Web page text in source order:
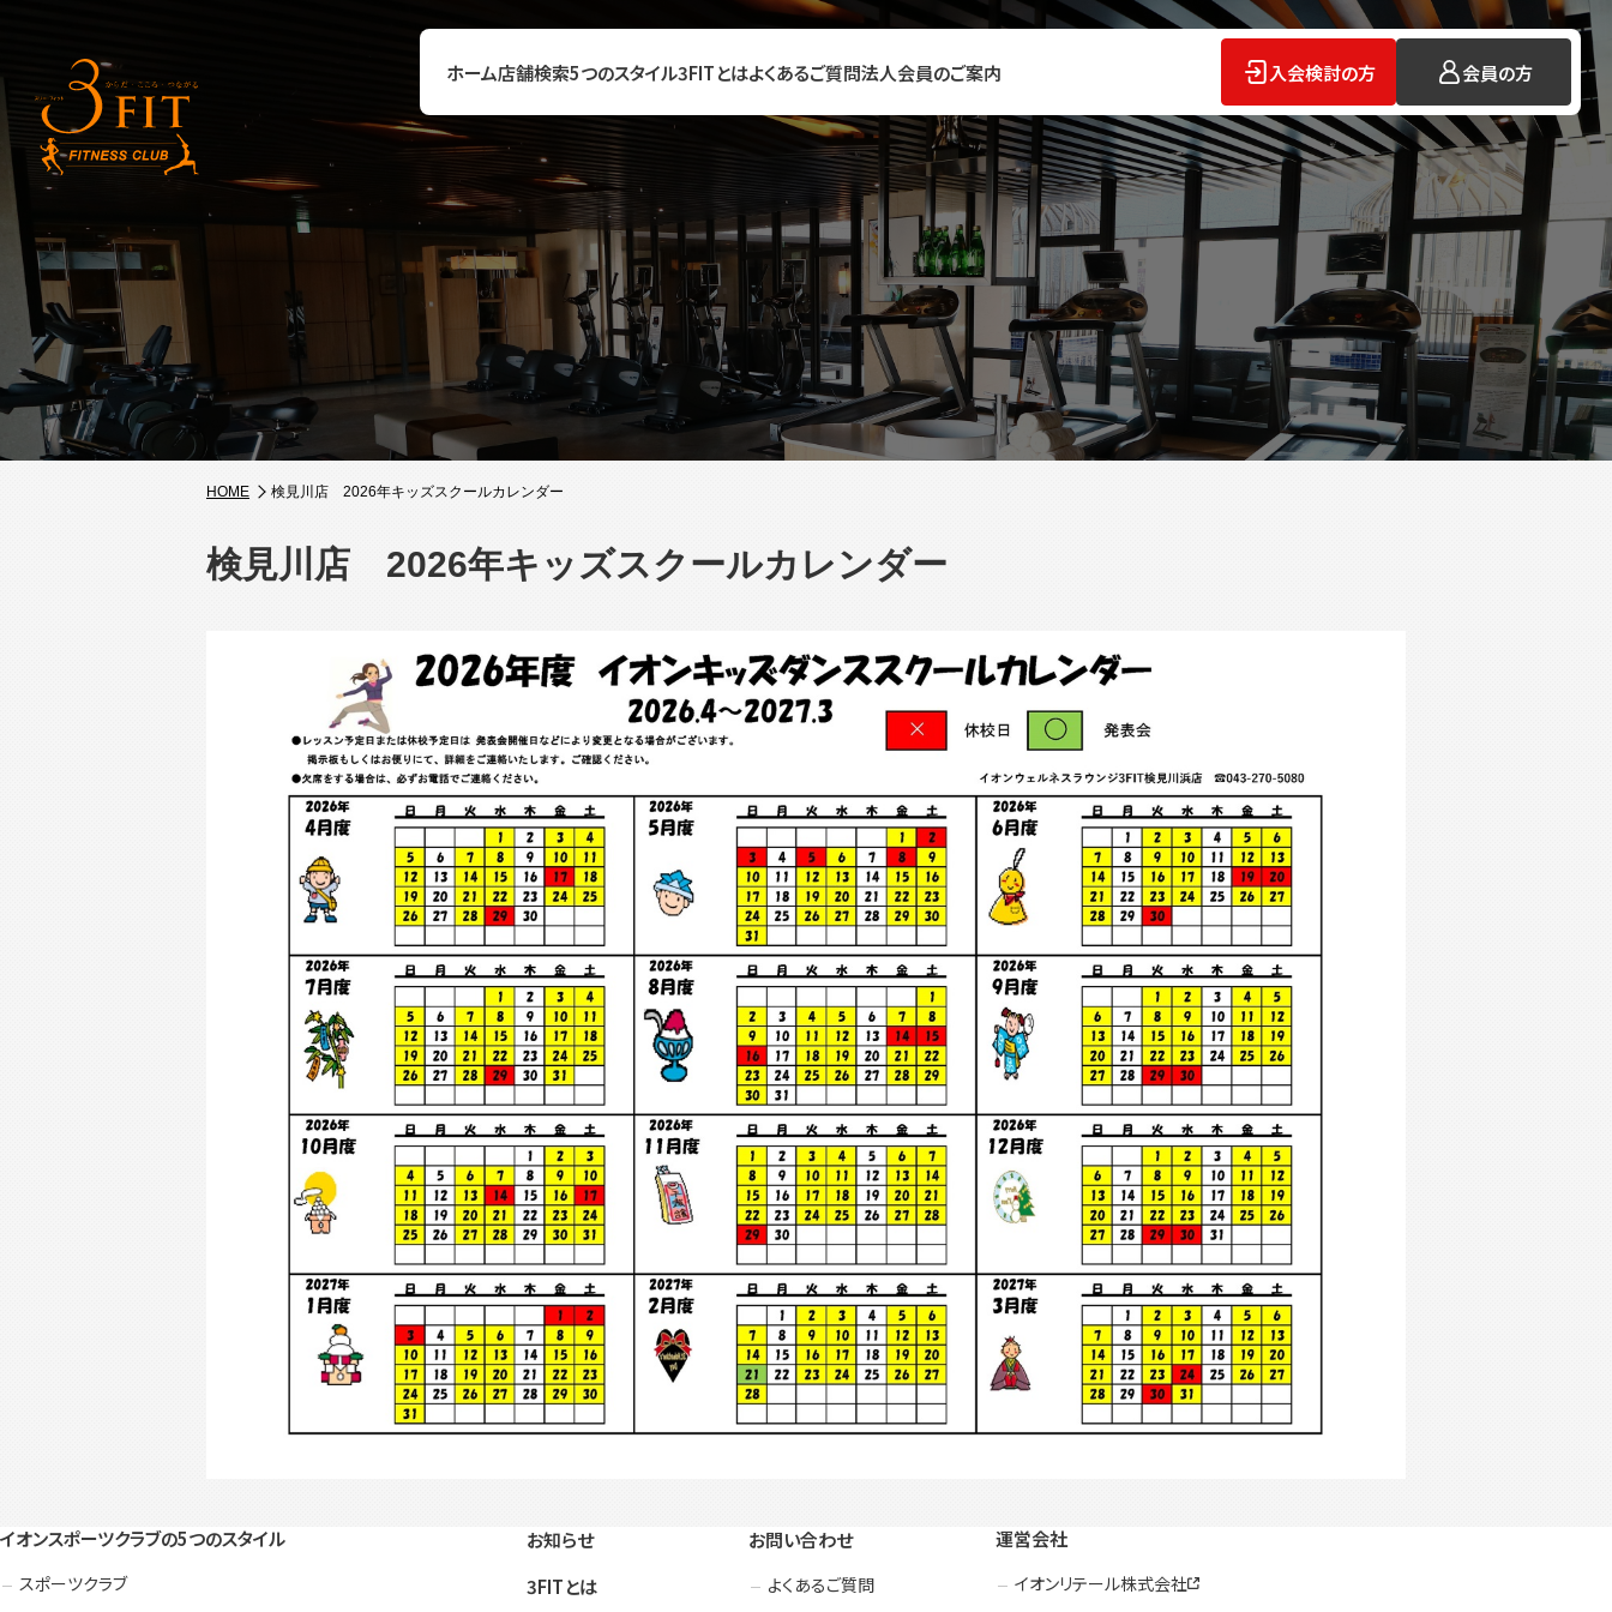
ホーム店舗検索5つのスタイル3FITとはよくあるご質問法人会員のご案内 入会検討の方 会員の方
HOME 検見川店 2026年キッズスクールカレンダー
検見川店 2026年キッズスクールカレンダー
イオンスポーツクラブの5つのスタイル
スポーツクラブ
お知らせ
3FITとは
お問い合わせ
よくあるご質問
運営会社
イオンリテール株式会社